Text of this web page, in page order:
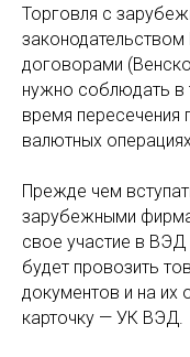
Торговля с
договорами
нужно соблюдать
время пересечения
валютных
Прежде чем
зарубежными
свое участие в
будет провозить
документов и на их
карточку — УК ВЭД.